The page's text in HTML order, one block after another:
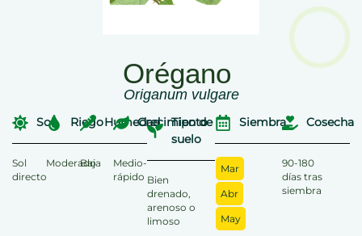
Orégano
Origanum vulgare
Sol
Sol
directo
Riego
Moderado
Humedad
Baja
Crecimiento
Medio-
rápido
Tipo de
suelo
Bien
drenado,
arenoso o
limoso
Siembra
Mar
Abr
May
Cosecha
90-180
días tras
siembra